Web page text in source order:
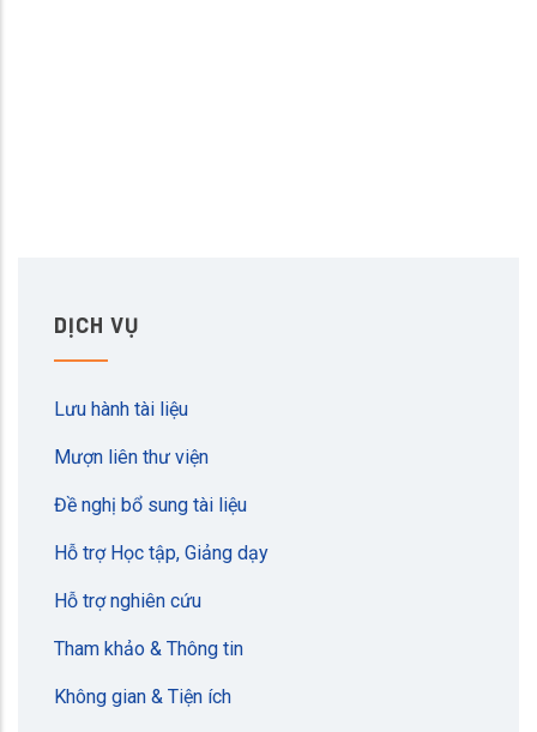
DỊCH VỤ
Lưu hành tài liệu
Mượn liên thư viện
Đề nghị bổ sung tài liệu
Hỗ trợ Học tập, Giảng dạy
Hỗ trợ nghiên cứu
Tham khảo & Thông tin
Không gian & Tiện ích